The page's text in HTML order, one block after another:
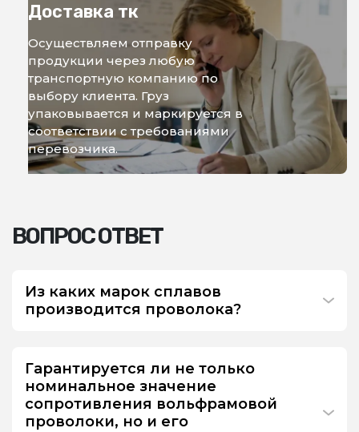
Доставка тк
Осуществляем отправку
продукции через любую
транспортную компанию по
выбору клиента. Груз
упаковывается и маркируется в
соответствии с требованиями
перевозчика.
ВОПРОС ОТВЕТ
Из каких марок сплавов
производится проволока?
Гарантируется ли не только
номинальное значение
сопротивления вольфрамовой
проволоки, но и его